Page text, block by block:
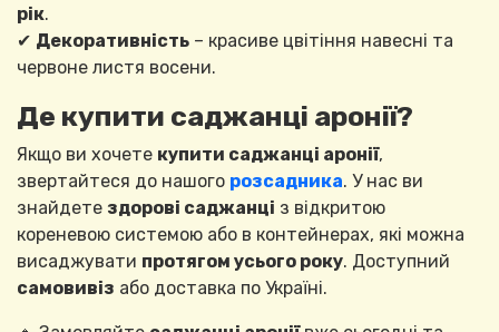
рік.
✔ Декоративність – красиве цвітіння навесні та
червоне листя восени.
Де купити саджанці аронії?
Якщо ви хочете купити саджанці аронії,
звертайтеся до нашого розсадника. У нас ви
знайдете здорові саджанці з відкритою
кореневою системою або в контейнерах, які можна
висаджувати протягом усього року. Доступний
самовивіз або доставка по Україні.